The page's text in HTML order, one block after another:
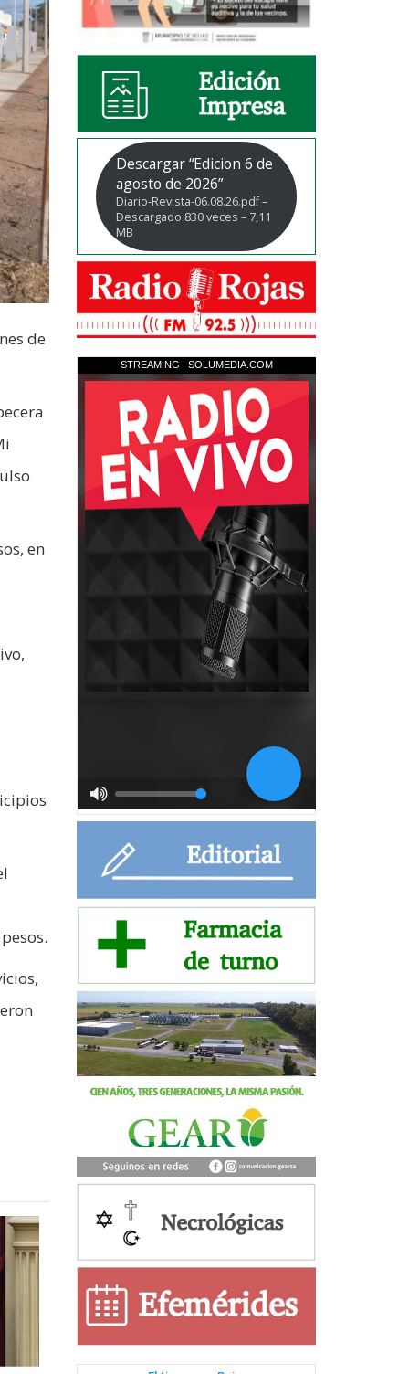
de
en
Descargar “Edicion 6 de
agosto de 2026”
Diario-Revista-06.08.26.pdf –
Descargado 830 veces – 7,11
MB